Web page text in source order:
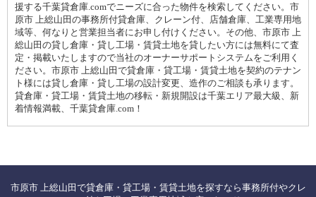
援する千葉貸倉庫.comでニーズに合った物件を検索してください。市
原市 上総山田の事務所付貸倉庫、クレーン付、店舗倉庫、工業専用地
域等、何なりと営業担当者にお申し付けください。その他、市原市 上
総山田の貸し倉庫・貸し工場・賃貸土地を貸したい方には無料にて査
定・掲載いたしますので当社のオーナーサポートシステムをご利用く
ださい。市原市 上総山田で貸倉庫・貸工場・賃貸土地を契約のテナン
ト様には貸し倉庫・貸し工場の設計変更、造作のご相談も承ります。
貸倉庫・貸工場・賃貸土地の移転・新規開設は千葉エリア最大級、新
着情報満載、千葉貸倉庫.com！
市原市 上総山田で貸倉庫・貸工場・賃貸土地を探すなら事務所付やクレ